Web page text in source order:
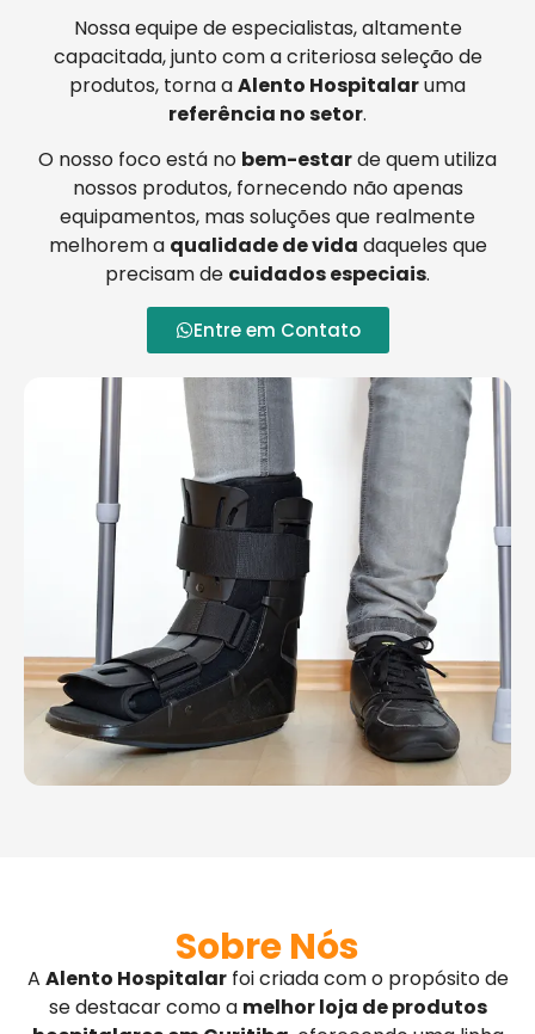
Nossa equipe de especialistas, altamente
capacitada, junto com a criteriosa seleção de
produtos, torna aAlento Hospitalaruma
referência no setor.
O nosso foco está no bem-estarde quem utiliza
nossos produtos, fornecendo não apenas
equipamentos, mas soluções que realmente
melhorem a qualidade de vida daqueles que
precisam de cuidados especiais.
Entre em Contato
Sobre Nós
A Alento Hospitalarfoi criada com o propósito de
se destacar como a melhor loja de produtos